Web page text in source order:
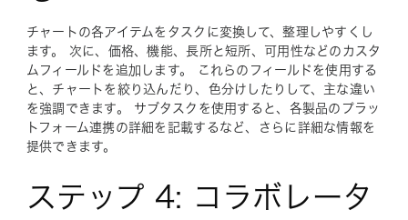
チャートの各アイテムをタスクに変換して、整理しやすくし
ます。 次に、価格、機能、長所と短所、可用性などのカスタ
ムフィールドを追加します。 これらのフィールドを使用する
と、チャートを絞り込んだり、色分けしたりして、主な違い
を強調できます。 サブタスクを使用すると、各製品のプラッ
トフォーム連携の詳細を記載するなど、さらに詳細な情報を
提供できます。
ステップ 4: コラボレータ